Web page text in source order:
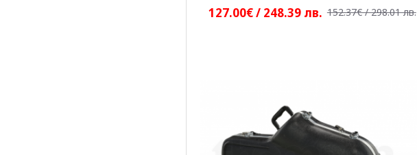
127.00€ / 248.39 лв. 152.37€ / 298.01 лв.